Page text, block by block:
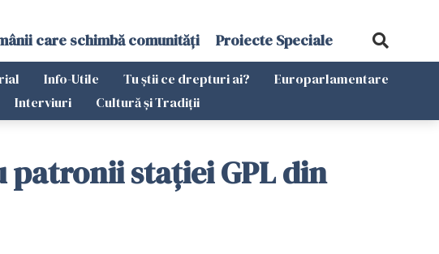
care schimbă comunități Proiecte Speciale
Info-Utile Tu știi ce drepturi ai?
Europarlamentare
Interviuri Cultură și Tradiții
stației GPL din